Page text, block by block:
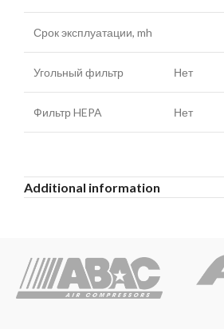
Срок эксплуатации, mh
Угольный фильтр Нет
Фильтр HEPA Нет
Additional information